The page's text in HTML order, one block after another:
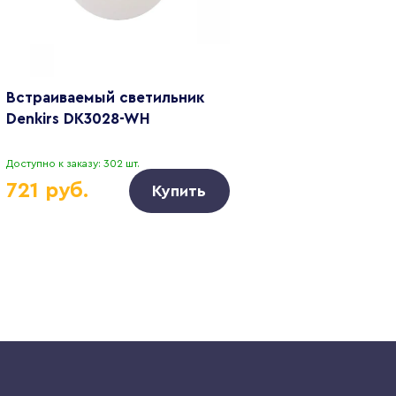
Встраиваемый светильник
Denkirs DK3028-WH
Доступно к заказу: 302 шт.
721 руб. Купить